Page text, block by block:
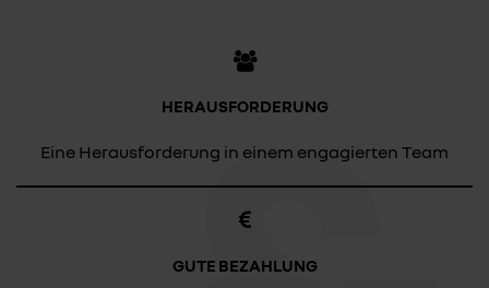
HERAUSFORDERUNG
Eine Herausforderung in einem engagierten Team
GUTE BEZAHLUNG